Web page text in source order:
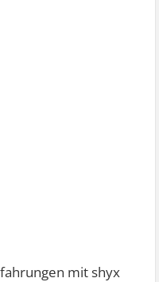
mit shyx